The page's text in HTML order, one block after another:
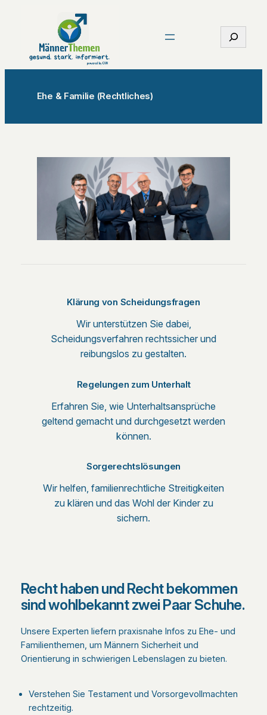
Suchen
Ehe & Familie (Rechtliches)
Klärung von Scheidungsfragen
Wir unterstützen Sie dabei,
Scheidungsverfahren rechtssicher und
reibungslos zu gestalten.
Regelungen zum Unterhalt
Erfahren Sie, wie Unterhaltsansprüche
geltend gemacht und durchgesetzt werden
können.
Sorgerechtslösungen
Wir helfen, familienrechtliche Streitigkeiten
zu klären und das Wohl der Kinder zu
sichern.
Recht haben und Recht bekommen
sind wohlbekannt zwei Paar Schuhe.
Unsere Experten liefern praxisnahe Infos zu Ehe- und
Familienthemen, um Männern Sicherheit und
Orientierung in schwierigen Lebenslagen zu bieten.
Verstehen Sie Testament und Vorsorgevollmachten
rechtzeitig.